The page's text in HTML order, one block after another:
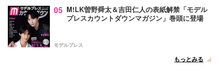
05 M!LK曽野舜太＆吉田仁人の表紙解禁「モデル
プレスカウントダウンマガジン」巻頭に登場
モデルプレス
もっとみる